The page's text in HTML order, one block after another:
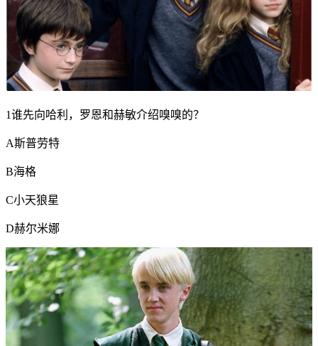
1谁先向哈利，罗恩和赫敏介绍嗅嗅的？
A斯普劳特
B海格
C小天狼星
D赫尔米娜